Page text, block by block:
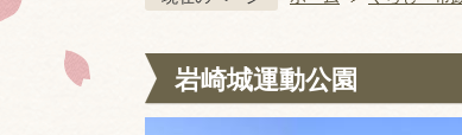
岩崎城運動公園